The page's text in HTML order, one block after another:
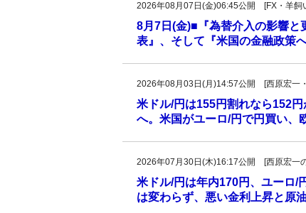
2026年08月07日(金)06:45公開 [FX・羊飼
8月7日(金)■『為替介入の影響と
表』、そして『米国の金融政策
2026年08月03日(月)14:57公開 [西原宏一
米ドル/円は155円割れなら152
へ。米国がユーロ/円で円買い、
2026年07月30日(木)16:17公開 [西原宏一
米ドル/円は年内170円、ユーロ/
は変わらず、悪い金利上昇と原